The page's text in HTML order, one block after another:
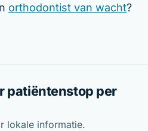
orthodontist van wacht?
patiëntenstop per
lokale informatie.